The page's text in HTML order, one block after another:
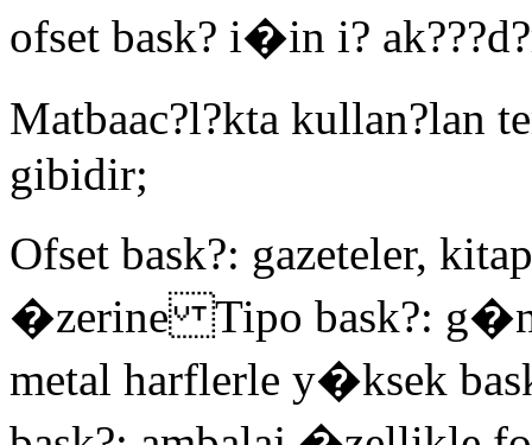
ofset bask? i�in i?
Matbaac?l?kta kullan?lan
gibidir;
Ofset bask?: gazeteler,
�zerine Tipo bask?:
metal harflerle y�ksek